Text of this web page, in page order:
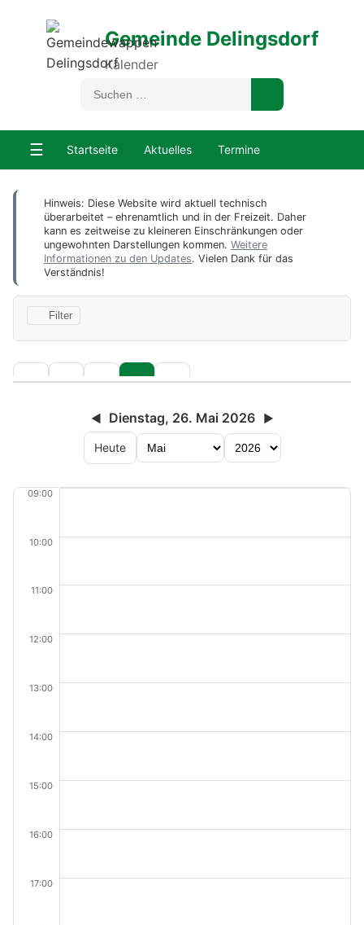
Gemeinde Delingsdorf
Kalender
☰ Startseite Aktuelles Termine
Hinweis: Diese Website wird aktuell technisch
überarbeitet – ehrenamtlich und in der Freizeit. Daher
kann es zeitweise zu kleineren Einschränkungen oder
ungewohnten Darstellungen kommen. Weitere
Informationen zu den Updates. Vielen Dank für das
Verständnis!
Filter
◀ Dienstag, 26. Mai 2026 ▶
Heute
09:00
10:00
11:00
12:00
13:00
14:00
15:00
16:00
17:00